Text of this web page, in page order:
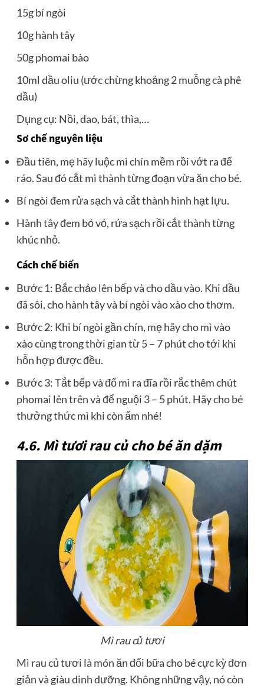
15g bí ngòi
10g hành tây
50g phomai bào
10ml dầu oliu (ước chừng khoảng 2 muỗng cà phê
dầu)
Dụng cụ: Nồi, dao, bát, thìa,…
Sơ chế nguyên liệu
Đầu tiên, mẹ hãy luộc mì chín mềm rồi vớt ra để
ráo. Sau đó cắt mì thành từng đoạn vừa ăn cho bé.
Bí ngòi đem rửa sạch và cắt thành hình hạt lựu.
Hành tây đem bỏ vỏ, rửa sạch rồi cắt thành từng
khúc nhỏ.
Cách chế biến
Bước 1: Bắc chảo lên bếp và cho dầu vào. Khi dầu
đã sôi, cho hành tây và bí ngòi vào xào cho thơm.
Bước 2: Khi bí ngòi gần chín, mẹ hãy cho mì vào
xào cùng trong thời gian từ 5 – 7 phút cho tới khi
hỗn hợp được đều.
Bước 3: Tắt bếp và đổ mì ra đĩa rồi rắc thêm chút
phomai lên trên và để nguội 3 – 5 phút. Hãy cho bé
thưởng thức mì khi còn ấm nhé!
4.6. Mì tươi rau củ cho bé ăn dặm
Mì rau củ tươi
Mì rau củ tươi là món ăn đổi bữa cho bé cực kỳ đơn
giản và giàu dinh dưỡng. Không những vậy, nó còn